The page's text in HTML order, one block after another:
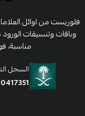
فلوريست من اوائل
وباقات وتنسيقات
السجل